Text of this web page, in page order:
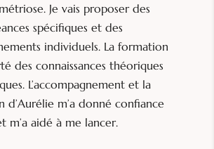
pratiques sur
et la pratique d’un yoga
accompagnée d’Aurélie, une
douce et bienveillante.
Fanny C.